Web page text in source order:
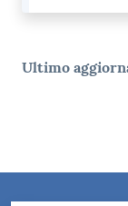
Ultimo